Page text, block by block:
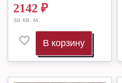
2142 ₽
за кв. м.
В корзину